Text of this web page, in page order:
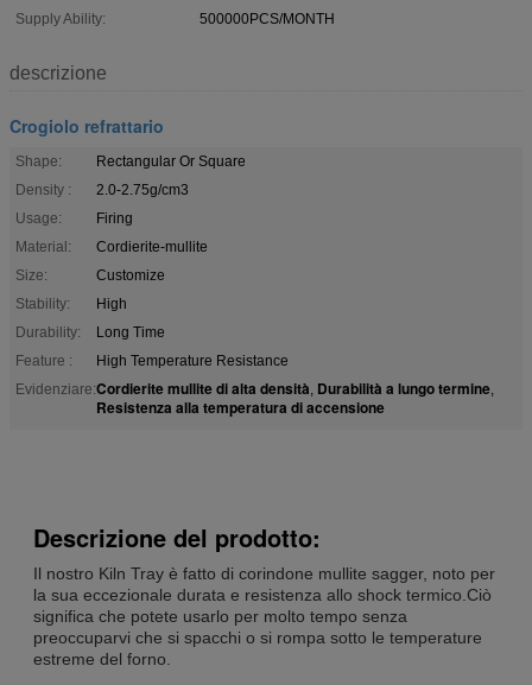
Supply Ability:
500000PCS/MONTH
descrizione
Crogiolo refrattario
Shape:
Rectangular Or Square
Density :
2.0-2.75g/cm3
Usage:
Firing
Material:
Cordierite-mullite
Size:
Customize
Stability:
High
Durability:
Long Time
Feature :
High Temperature Resistance
Evidenziare:Cordierite mullite di alta densità, Durabilità a lungo termine,
Resistenza alla temperatura di accensione
Descrizione del prodotto:
Il nostro Kiln Tray è fatto di corindone mullite sagger, noto per
la sua eccezionale durata e resistenza allo shock termico.Ciò
significa che potete usarlo per molto tempo senza
preoccuparvi che si spacchi o si rompa sotto le temperature
estreme del forno.